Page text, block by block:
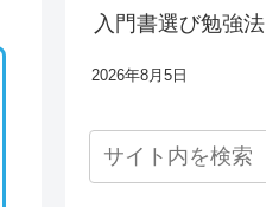
入門書選び勉強法
2026年8月5日